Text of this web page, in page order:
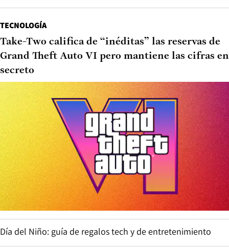
TECNOLOGÍA
Take-Two califica de “inéditas” las reservas de
Grand Theft Auto VI pero mantiene las cifras en
secreto
Día del Niño: guía de regalos tech y de entretenimiento